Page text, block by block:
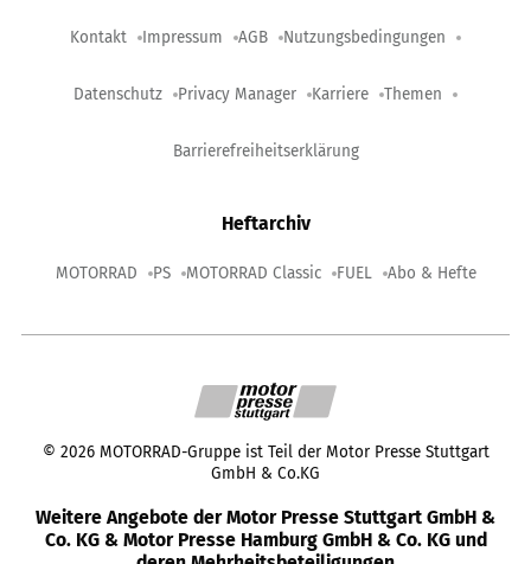
Kontakt Impressum AGB Nutzungsbedingungen
Datenschutz Privacy Manager Karriere Themen
Barrierefreiheitserklärung
Heftarchiv
MOTORRAD PS MOTORRAD Classic FUEL Abo & Hefte
© 2026 MOTORRAD-Gruppe ist Teil der Motor Presse Stuttgart
GmbH & Co.KG
Weitere Angebote der Motor Presse Stuttgart GmbH &
Co. KG & Motor Presse Hamburg GmbH & Co. KG und